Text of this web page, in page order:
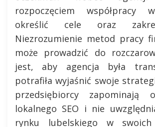
rozpoczęciem współpracy
określić cele oraz
Niezrozumienie metod pracy
może prowadzić do
jest, aby agencja była
potrafiła wyjaśnić swoje
przedsiębiorcy zapominają
lokalnego SEO i nie
rynku lubelskiego w swoich